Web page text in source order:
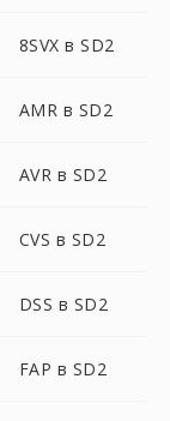
8SVX в SD2
AMR в SD2
AVR в SD2
CVS в SD2
DSS в SD2
FAP в SD2